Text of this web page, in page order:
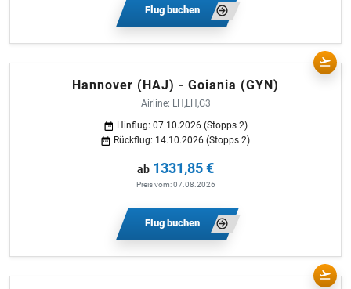
Flug buchen
Hannover (HAJ) - Goiania (GYN)
Airline: LH,LH,G3
Hinflug: 07.10.2026 (Stopps 2)
Rückflug: 14.10.2026 (Stopps 2)
ab 1331,85 €
Preis vom: 07.08.2026
Flug buchen